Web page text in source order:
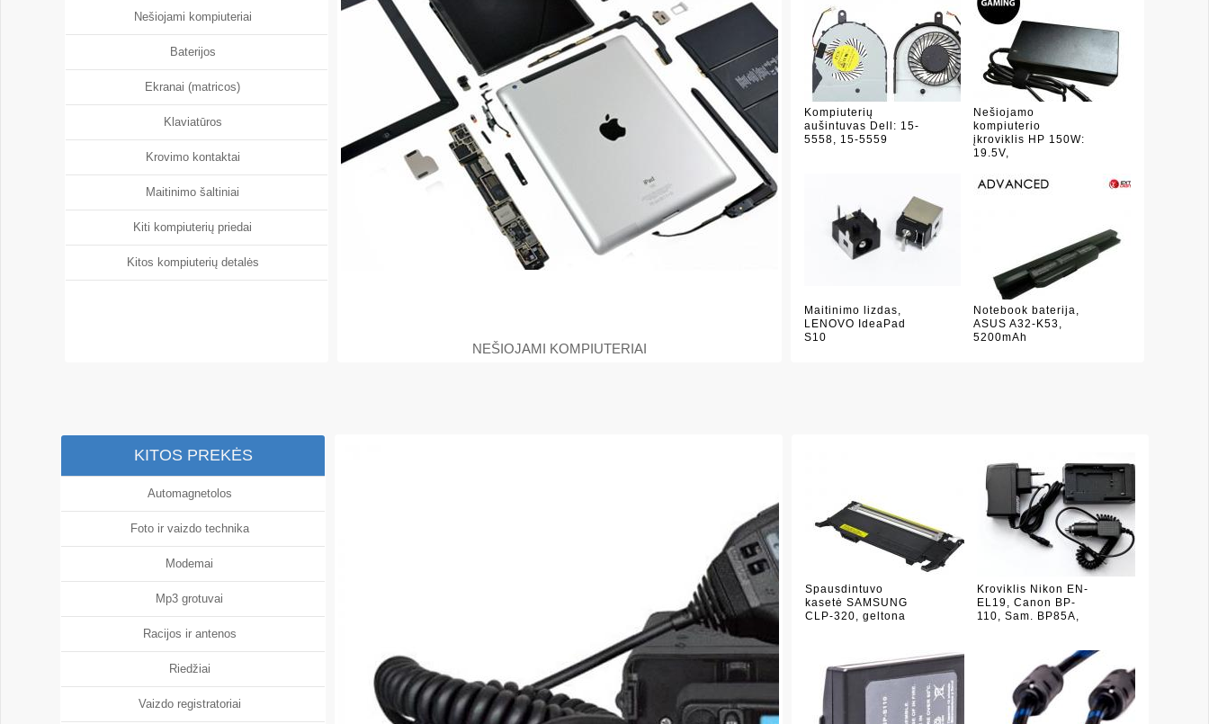
Nešiojami kompiuteriai
Baterijos
Ekranai (matricos)
Klaviatūros
Krovimo kontaktai
Maitinimo šaltiniai
Kiti kompiuterių priedai
Kitos kompiuterių detalės
NEŠIOJAMI KOMPIUTERIAI
Kompiuterių
aušintuvas Dell: 15-
5558, 15-5559
Nešiojamo
kompiuterio
įkroviklis HP 150W:
19.5V,
Maitinimo lizdas,
LENOVO IdeaPad
S10
Notebook baterija,
ASUS A32-K53,
5200mAh
KITOS PREKĖS
Automagnetolos
Foto ir vaizdo technika
Modemai
Mp3 grotuvai
Racijos ir antenos
Riedžiai
Vaizdo registratoriai
Spausdintuvo
kasetė SAMSUNG
CLP-320, geltona
Kroviklis Nikon EN-
EL19, Canon BP-
110, Sam. BP85A,